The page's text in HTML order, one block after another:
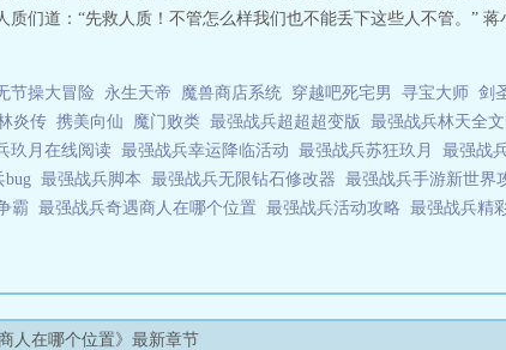
们道：“先救人质！不管怎么样我们也不能丢下这些人不管。” 蒋
节操大冒险 永生天帝 魔兽商店系统 穿越吧死宅男 寻宝大师 剑
炎传 携美向仙 魔门败类 最强战兵超超超变版 最强战兵林天全
玖月在线阅读 最强战兵幸运降临活动 最强战兵苏狂玖月 最强战
bug 最强战兵脚本 最强战兵无限钻石修改器 最强战兵手游新世界
霸 最强战兵奇遇商人在哪个位置 最强战兵活动攻略 最强战兵精
人在哪个位置》最新章节